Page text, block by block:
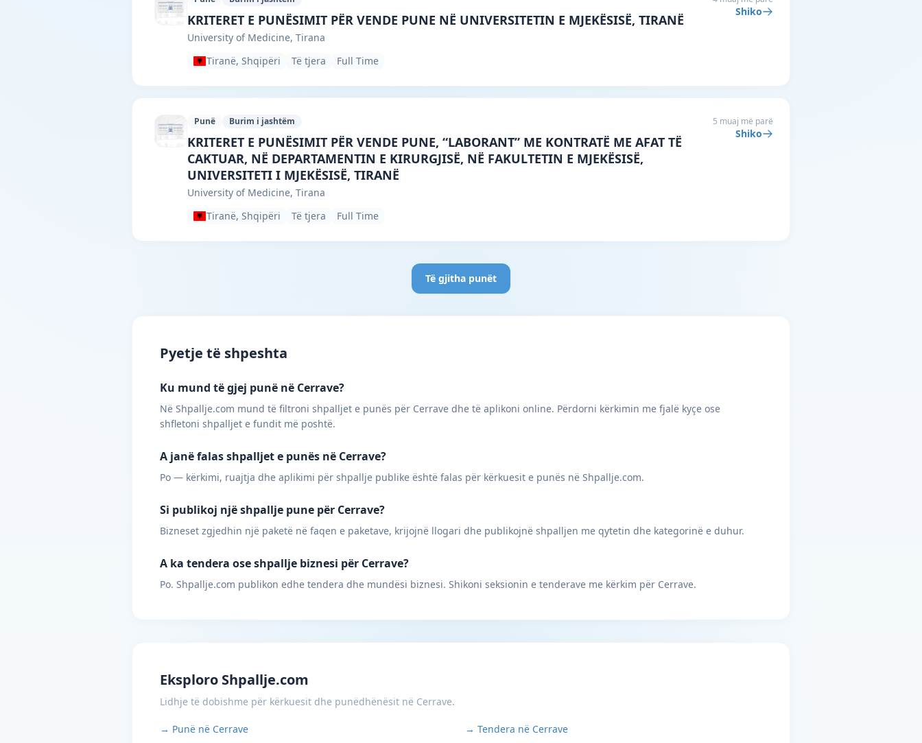
University of Medicine, Tirana · Tiranë · #4981 —
KRITERET E PUNËSIMIT PËR VENDE PUNE NË UNIVERSITETIN E MJEKËSISË, TIRANË
University of Medicine, Tirana
Tiranë, Shqipëri
Të tjera Full Time
Shiko
Punë Burim i jashtëm
University of Medicine, Tirana · Tiranë · #3874 —
KRITERET E PUNËSIMIT PËR VENDE PUNE, “LABORANT” ME KONTRATË ME AFAT TË
CAKTUAR, NË DEPARTAMENTIN E KIRURGJISË, NË FAKULTETIN E MJEKËSISË,
UNIVERSITETI I MJEKËSISË, TIRANË
University of Medicine, Tirana
Tiranë, Shqipëri
Të tjera Full Time
5 muaj më parë
Shiko
Të gjitha punët
Pyetje të shpeshta
Ku mund të gjej punë në Cerrave?
Në Shpallje.com mund të filtroni shpalljet e punës për Cerrave dhe të aplikoni online. Përdorni kërkimin me fjalë kyçe ose
shfletoni shpalljet e fundit më poshtë.
A janë falas shpalljet e punës në Cerrave?
Po — kërkimi, ruajtja dhe aplikimi për shpallje publike është falas për kërkuesit e punës në Shpallje.com.
Si publikoj një shpallje pune për Cerrave?
Bizneset zgjedhin një paketë në faqen e paketave, krijojnë llogari dhe publikojnë shpalljen me qytetin dhe kategorinë e duhur.
A ka tendera ose shpallje biznesi për Cerrave?
Po. Shpallje.com publikon edhe tendera dhe mundësi biznesi. Shikoni seksionin e tenderave me kërkim për Cerrave.
Eksploro Shpallje.com
Lidhje të dobishme për kërkuesit dhe punëdhënësit në Cerrave.
→ Punë në Cerrave → Tendera në Cerrave